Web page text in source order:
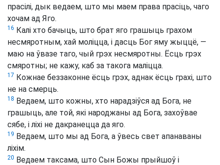
прасілі, дык ведаем, што мы маем права прасіць, чаго
хочам ад Яго.
16 Калі хто бачыць, што брат яго грашыць грахом
несмяротным, хай моліцца, і дасць Бог яму жыццё, —
маю на ўвазе таго, чый грэх несмяротны. Ёсць грэх
смяротны; не кажу, каб за такога маліцца.
17 Кожнае беззаконне ёсць грэх, аднак ёсць грахі, што
не на смерць.
18 Ведаем, што кожны, хто нарадзіўся ад Бога, не
грашыць, але той, які народжаны ад Бога, захоўвае
сябе, і ліхі не дакранецца да яго.
19 Ведаем, што мы ад Бога, а ўвесь свет апанаваны
ліхім.
20 Ведаем таксама, што Сын Божы прыйшоў і